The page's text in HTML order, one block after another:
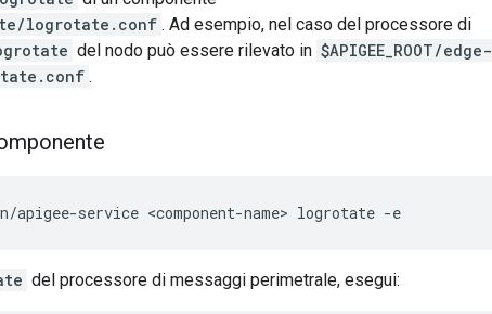
logrotate.conf . Ad esempio, nel caso del processore di
del nodo può essere rilevato in $APIGEE_ROOT/edge-
.
apigee-service <component-name> logrotate -e
del processore di messaggi perimetrale, esegui: